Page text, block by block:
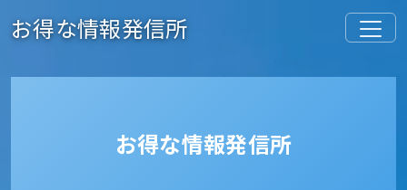
お得な情報発信所
お得な情報発信所